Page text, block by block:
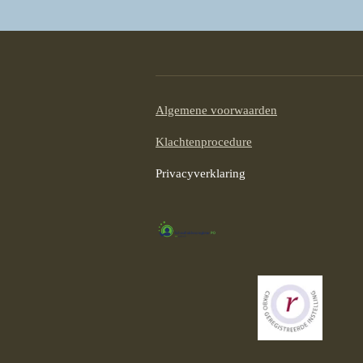
Algemene voorwaarden
Klachtenprocedure
Privacyverklaring